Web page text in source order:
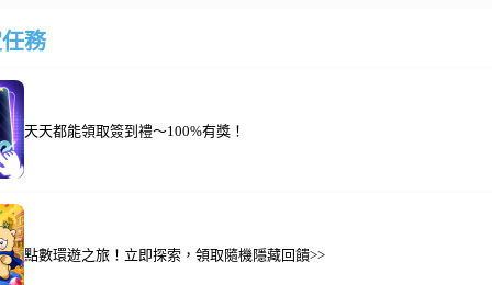
務
天天都能領取簽到禮～100%有獎！
點數環遊之旅！立即探索，領取隨機隱藏回饋>>